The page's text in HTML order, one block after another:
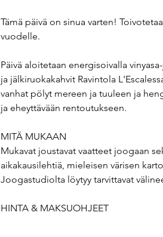
Tämä päivä on sinua varten!
vuodelle.
Päivä aloitetaan energisoivalla
ja jälkiruokakahvit Ravintola
vanhat pölyt mereen ja tuuleen ja
ja eheyttävään rentoutukseen.
MITÄ MUKAAN
Mukavat joustavat vaatteet joogaan
aikakausilehtiä, mieleisen värisen
Joogastudiolta löytyy tarvittavat
HINTA & MAKSUOHJEET